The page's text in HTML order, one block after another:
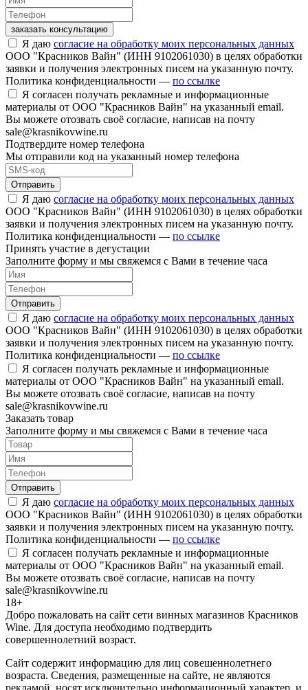
заказать консультацию
Я даю согласие на обработку моих персональных данных
ООО "Красников Вайн" (ИНН 9102061030) в целях обработки
заявки и получения электронных писем на указанную почту.
Политика конфиденциальности — по ссылке
Я согласен получать рекламные и информационные
материалы от ООО "Красников Вайн" на указанный email.
Вы можете отозвать своё согласие, написав на почту
sale@krasnikovwine.ru
Подтвердите номер телефона
Мы отправили код на указанный номер телефона
Отправить
Я даю согласие на обработку моих персональных данных
ООО "Красников Вайн" (ИНН 9102061030) в целях обработки
заявки и получения электронных писем на указанную почту.
Политика конфиденциальности — по ссылке
Принять участие в дегустации
Заполните форму и мы свяжемся с Вами в течение часа
Отправить
Я даю согласие на обработку моих персональных данных
ООО "Красников Вайн" (ИНН 9102061030) в целях обработки
заявки и получения электронных писем на указанную почту.
Политика конфиденциальности — по ссылке
Я согласен получать рекламные и информационные
материалы от ООО "Красников Вайн" на указанный email.
Вы можете отозвать своё согласие, написав на почту
sale@krasnikovwine.ru
Заказать товар
Заполните форму и мы свяжемся с Вами в течение часа
Отправить
Я даю согласие на обработку моих персональных данных
ООО "Красников Вайн" (ИНН 9102061030) в целях обработки
заявки и получения электронных писем на указанную почту.
Политика конфиденциальности — по ссылке
Я согласен получать рекламные и информационные
материалы от ООО "Красников Вайн" на указанный email.
Вы можете отозвать своё согласие, написав на почту
sale@krasnikovwine.ru
18+
Добро пожаловать на сайт сети винных магазинов Красников
Wine. Для доступа необходимо подтвердить
совершеннолетний возраст.
Сайт содержит информацию для лиц совешеннолетнего
возраста. Сведения, размещенные на сайте, не являются
рекламой, носят исключительно информационный характер, и